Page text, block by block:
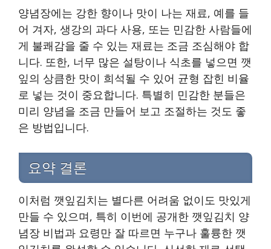
양념장에는 강한 향이나 맛이 나는 재료, 예를 들
어 겨자, 생강의 과다 사용, 또는 민감한 사람들에
게 불쾌감을 줄 수 있는 재료는 조금 조심해야 합
니다. 또한, 너무 많은 설탕이나 식초를 넣으면 깻
잎의 상큼한 맛이 희석될 수 있어 균형 잡힌 비율
로 넣는 것이 중요합니다. 특별히 민감한 분들은
미리 양념을 조금 만들어 보고 조절하는 것도 좋
은 방법입니다.
요약 결론
이처럼 깻잎김치는 별다른 어려움 없이도 맛있게
만들 수 있으며, 특히 이번에 공개한 깻잎김치 양
념장 비법과 요령만 잘 따르면 누구나 훌륭한 깻